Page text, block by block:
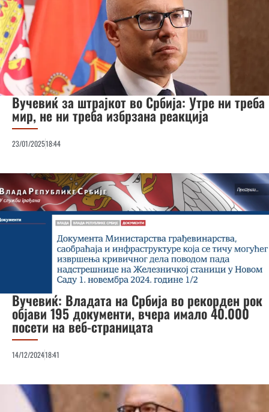
Вучевиќ за штрајкoт во Србија: Утре ни треба
мир, не ни треба избрзана реакција
23/01/202518:44
Вучевиќ: Владата на Србија во рекорден рок
објави 195 документи, вчера имало 40.000
посети на веб-страницата
14/12/202418:41